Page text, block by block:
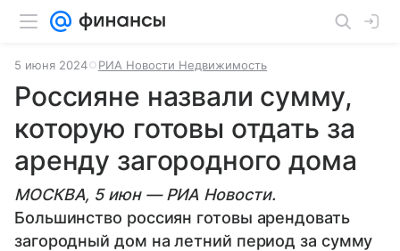
5 июня 2024 РИА Новости Недвижимость
Россияне назвали сумму,
которую готовы отдать за
аренду загородного дома
МОСКВА, 5 июн — РИА Новости.
Большинство россиян готовы арендовать
загородный дом на летний период за сумму